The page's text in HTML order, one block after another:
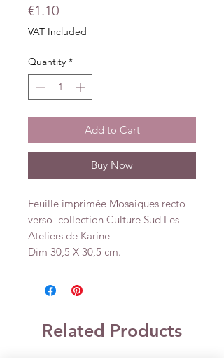
€1.10Price
VAT Included
Quantity *
Add to Cart
Buy Now
Feuille imprimée Mosaiques recto
verso collection Culture Sud Les
Ateliers de Karine
Dim 30,5 X 30,5 cm.
Related Products